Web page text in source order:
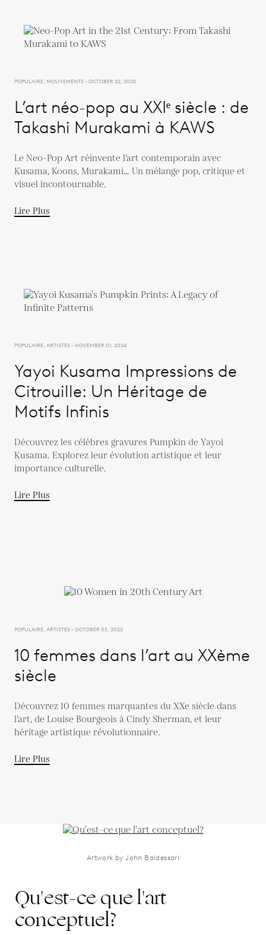
POPULAIRE, MOUVEMENTS - OCTOBER 22, 2025
L’art néo-pop au XXIᵉ siècle : de
Takashi Murakami à KAWS
Le Neo-Pop Art réinvente l’art contemporain avec
Kusama, Koons, Murakami… Un mélange pop, critique et
visuel incontournable.
Lire Plus
POPULAIRE, ARTISTES - NOVEMBER 01, 2024
Yayoi Kusama Impressions de
Citrouille: Un Héritage de
Motifs Infinis
Découvrez les célèbres gravures Pumpkin de Yayoi
Kusama. Explorez leur évolution artistique et leur
importance culturelle.
Lire Plus
POPULAIRE, ARTISTES - OCTOBER 05, 2022
10 femmes dans l’art au XXème
siècle
Découvrez 10 femmes marquantes du XXe siècle dans
l’art, de Louise Bourgeois à Cindy Sherman, et leur
héritage artistique révolutionnaire.
Lire Plus
Artwork by John Baldessari
Qu'est-ce que l'art
conceptuel?